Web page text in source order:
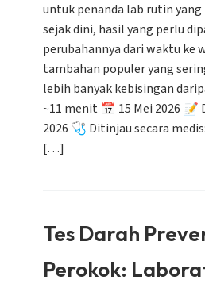
untuk penanda lab rutin
sejak dini, hasil yang perlu
perubahannya dari waktu ke
tambahan populer yang
lebih banyak kebisingan
~11 menit 📅 15 Mei 2026 📝
2026 🩺 Ditinjau secara
[…]
Tes Darah
Perokok: